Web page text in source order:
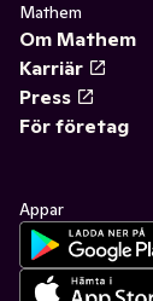
Mathem
Om Mathem
Karriär
Press
För företag
Appar